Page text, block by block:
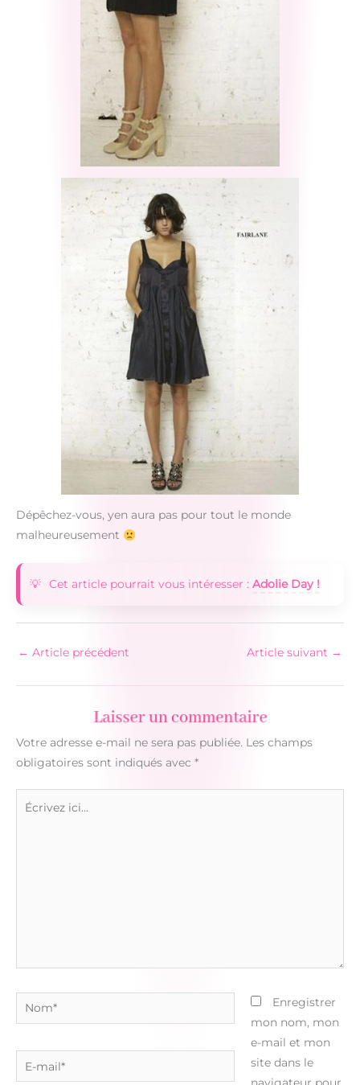
Dépêchez-vous, yen aura pas pour tout le monde
malheureusement
Cet article pourrait vous intéresser : Adolie Day !
← Article précédent Article suivant →
Laisser un commentaire
Votre adresse e-mail ne sera pas publiée. Les champs
obligatoires sont indiqués avec *
Nom*
E-
mail*
Enregistrer
mon nom, mon
e-mail et mon
site dans le